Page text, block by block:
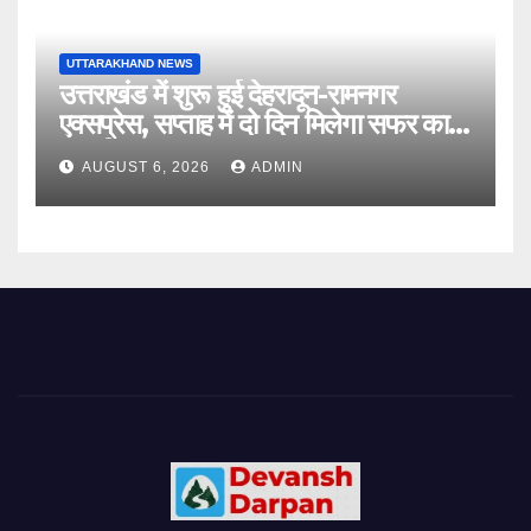
UTTARAKHAND NEWS
उत्तराखंड में शुरू हुई देहरादून-रामनगर
एक्सप्रेस, सप्ताह में दो दिन मिलेगा सफर का
नया विकल्प
AUGUST 6, 2026 ADMIN